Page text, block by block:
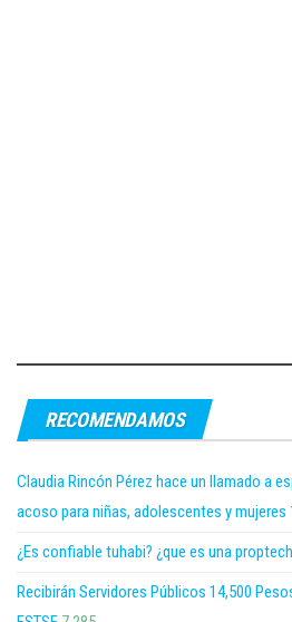
RECOMENDAMOS
Claudia Rincón Pérez hace un llamado a
acoso para niñas, adolescentes y mujeres
¿Es confiable tuhabi? ¿que es una
Recibirán Servidores Públicos 14,500